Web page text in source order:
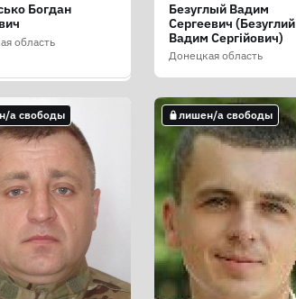
Ярослав
Ярослав
Богдан
область
Безуглый Вадим
Сергеевич (Безуглий
Вадим Сергійович)
Донецкая область
а свободы
а свободы лишен/а свободы